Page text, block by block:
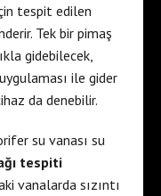
tespit edilen
Tek bir pimaş
gidebilecek,
ile gider
da denebilir.
su vanası su
tespiti
vanalarda sızıntı